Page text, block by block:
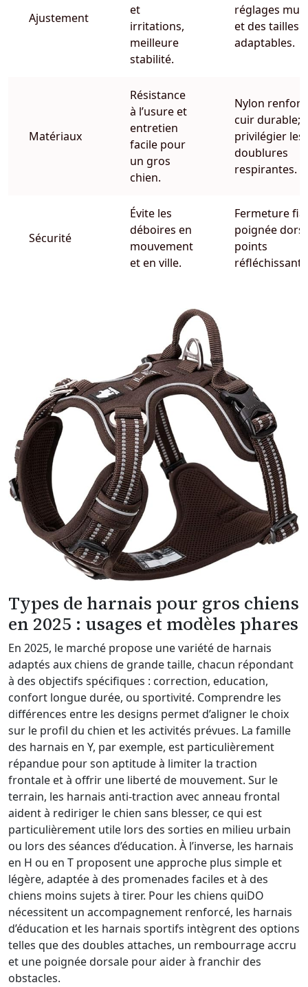
Ajustement
et
irritations,
meilleure
stabilité.
réglages
et des tailles
adaptables.
Matériaux
Résistance
à l’usure et
entretien
facile pour
un gros
chien.
Nylon
cuir durable;
privilégier les
doublures
respirantes.
Sécurité
Évite les
déboires en
mouvement
et en ville.
Fermeture
poignée
points
Types de harnais pour gros chiens
en 2025 : usages et modèles phares
En 2025, le marché propose une variété de harnais
adaptés aux chiens de grande taille, chacun répondant
à des objectifs spécifiques : correction, education,
confort longue durée, ou sportivité. Comprendre les
différences entre les designs permet d’aligner le choix
sur le profil du chien et les activités prévues. La famille
des harnais en Y, par exemple, est particulièrement
répandue pour son aptitude à limiter la traction
frontale et à offrir une liberté de mouvement. Sur le
terrain, les harnais anti-traction avec anneau frontal
aident à rediriger le chien sans blesser, ce qui est
particulièrement utile lors des sorties en milieu urbain
ou lors des séances d’éducation. À l’inverse, les harnais
en H ou en T proposent une approche plus simple et
légère, adaptée à des promenades faciles et à des
chiens moins sujets à tirer. Pour les chiens quiDO
nécessitent un accompagnement renforcé, les harnais
d’éducation et les harnais sportifs intègrent des options
telles que des doubles attaches, un rembourrage accru
et une poignée dorsale pour aider à franchir des
obstacles.